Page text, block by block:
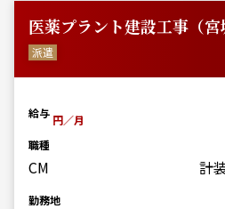
医薬プラント建設工事（宮
派遣
給与 円／月
職種
CM 計
勤務地